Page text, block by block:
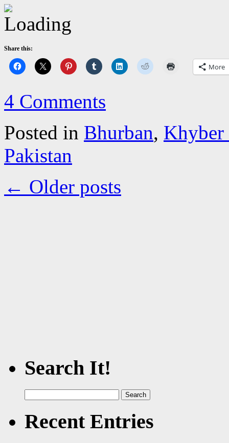
Share this:
More
4 Comments
Posted in Bhurban, Khyber
Pakistan
← Older posts
Search It!
for:
Recent Entries